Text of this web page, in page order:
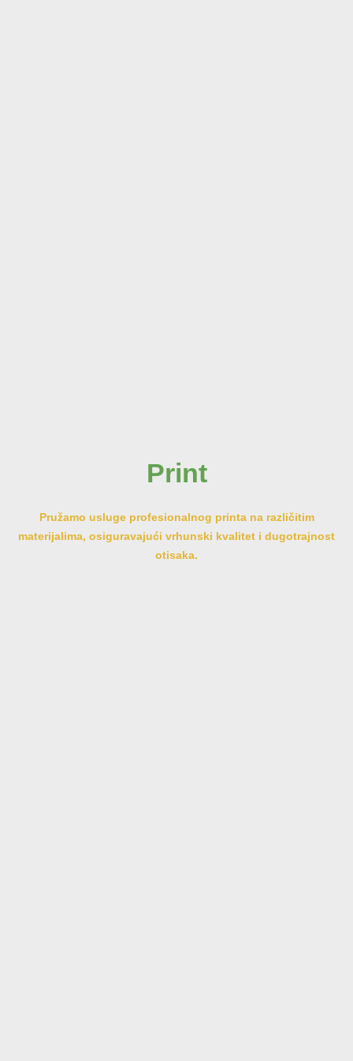
Print
Pružamo usluge profesionalnog printa na različitim
materijalima, osiguravajući vrhunski kvalitet i dugotrajnost
otisaka.